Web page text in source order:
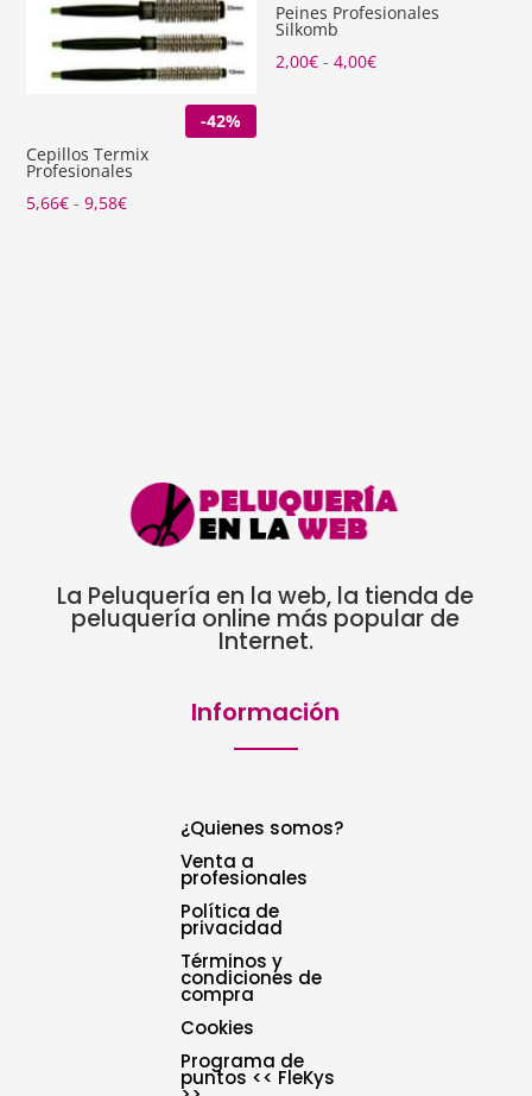
-42%
Cepillos Termix
Profesionales
5,66€ - 9,58€Rango
Peines Profesionales
Silkomb
2,00€ - 4,00€Rango
La Peluquería en la web, la tienda de
peluquería online más popular de
Internet.
Información
¿Quienes somos?
Venta a
profesionales
Política de
privacidad
Términos y
condiciones de
compra
Cookies
Programa de
puntos << FleKys